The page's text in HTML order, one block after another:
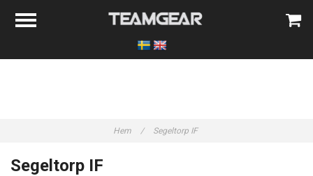
Hem / Segeltorp IF
Segeltorp IF